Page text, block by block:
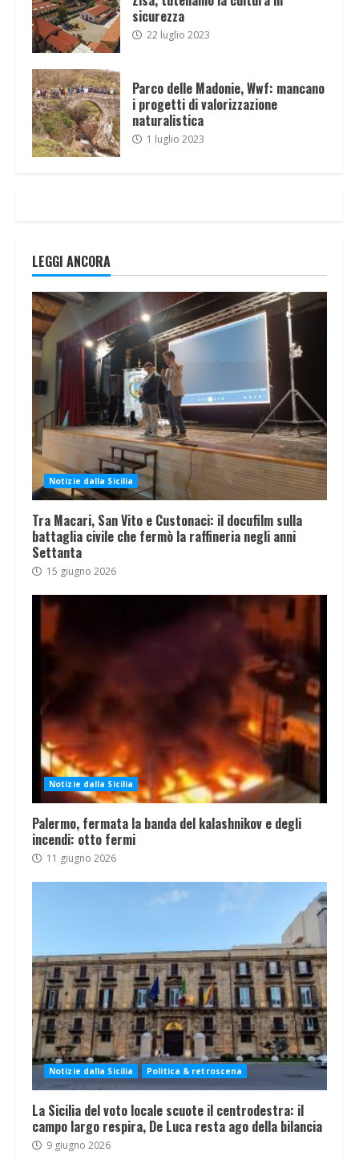
sicurezza
22 luglio 2023
Parco delle Madonie, Wwf: mancano
i progetti di valorizzazione
naturalistica
1 luglio 2023
LEGGI ANCORA
Notizie dalla Sicilia
Tra Macari, San Vito e Custonaci: il docufilm sulla
battaglia civile che fermò la raffineria negli anni
Settanta
15 giugno 2026
Notizie dalla Sicilia
Palermo, fermata la banda del kalashnikov e degli
incendi: otto fermi
11 giugno 2026
Notizie dalla Sicilia Politica & retroscena
La Sicilia del voto locale scuote il centrodestra: il
campo largo respira, De Luca resta ago della bilancia
9 giugno 2026